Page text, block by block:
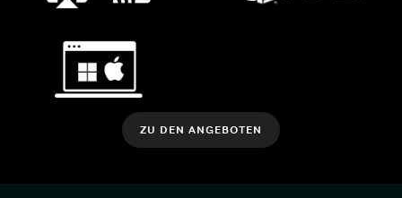
ZU DEN ANGEBOTEN